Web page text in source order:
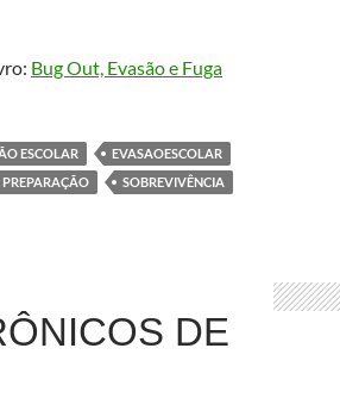
Bug Out, Evasão e Fuga
ESCOLAR
EVASAOESCOLAR
PREPARAÇÃO
SOBREVIVÊNCIA
DE